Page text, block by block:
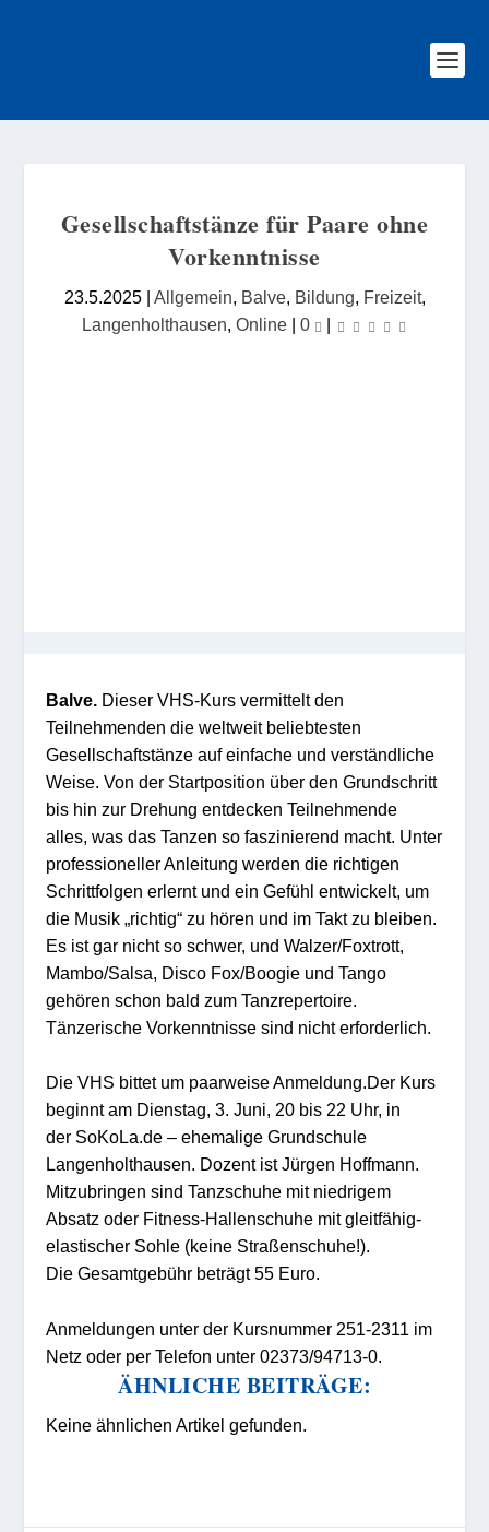
Gesellschaftstänze für Paare ohne
Vorkenntnisse
23.5.2025| Allgemein, Balve, Bildung, Freizeit,
Langenholthausen, Online | 0 |
Balve. DieserVHS-Kurs vermittelt den
Teilnehmenden die weltweit beliebtesten
Gesellschaftstänze auf einfache und verständliche
Weise. Von der Startposition über den Grundschritt
bis hin zur Drehung entdeckenTeilnehmende
alles, was das Tanzen so faszinierend macht. Unter
professioneller Anleitungwerden die richtigen
Schrittfolgen erlerntund ein Gefühl entwickelt, um
die Musik „richtig“ zu hören und im Takt zu bleiben.
Es ist gar nicht so schwer, und Walzer/Foxtrott,
Mambo/Salsa, Disco Fox/Boogie und Tango
gehören schon bald zum Tanzrepertoire.
Tänzerische Vorkenntnisse sind nicht erforderlich.
Die VHS bittet um paarweise Anmeldung.Der Kurs
beginnt am Dienstag, 3. Juni, 20 bis 22 Uhr, in
der SoKoLa.de – ehemalige Grundschule
Langenholthausen. Dozent ist Jürgen Hoffmann.
Mitzubringen sind Tanzschuhe mit niedrigem
Absatz oder Fitness-Hallenschuhe mit gleitfähig-
elastischer Sohle (keine Straßenschuhe!).
DieGesamtgebühr beträgt55 Euro.
Anmeldungen unter der Kursnummer 251-2311 im
Netz oder per Telefon unter 02373/94713-0.
ÄHNLICHE BEITRÄGE:
Keine ähnlichen Artikel gefunden.